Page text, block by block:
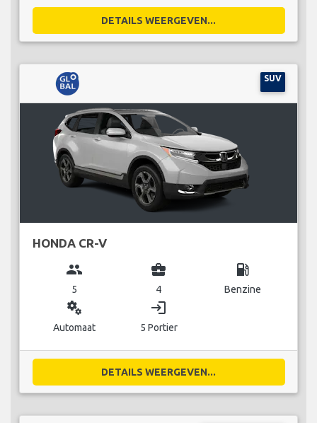
DETAILS WEERGEVEN...
SUV
HONDA CR-V
group
5
business_center
4
local_gas_station
Benzine
miscellaneous_services
Automaat
login
5 Portier
DETAILS WEERGEVEN...